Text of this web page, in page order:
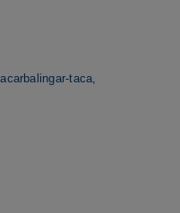
taca,